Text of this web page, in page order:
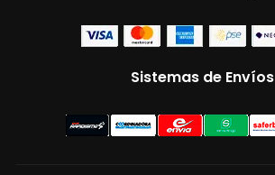
Sistemas de Envíos